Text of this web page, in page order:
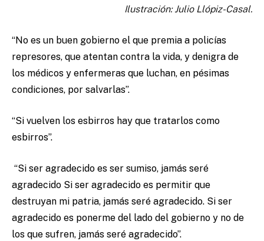
Ilustración: Julio Llópiz-Casal.
“No es un buen gobierno el que premia a policías
represores, que atentan contra la vida, y denigra de
los médicos y enfermeras que luchan, en pésimas
condiciones, por salvarlas”.
“Si vuelven los esbirros hay que tratarlos como
esbirros”.
“Si ser agradecido es ser sumiso, jamás seré
agradecido Si ser agradecido es permitir que
destruyan mi patria, jamás seré agradecido. Si ser
agradecido es ponerme del lado del gobierno y no de
los que sufren, jamás seré agradecido”.